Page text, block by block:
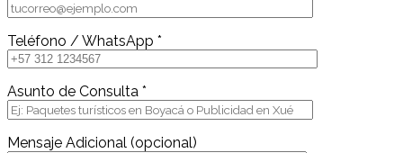
Teléfono / WhatsApp *
Asunto de Consulta *
Mensaje Adicional (opcional)